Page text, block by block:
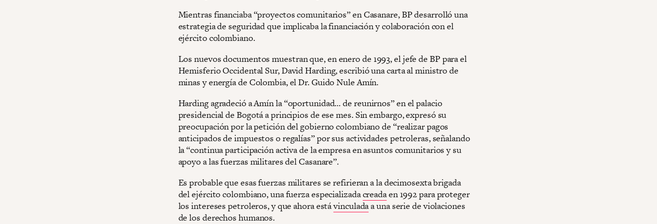
Mientras financiaba “proyectos comunitarios” en Casanare, BP desarrolló una
estrategia de seguridad que implicaba la financiación y colaboración con el
ejército colombiano.
Los nuevos documentos muestran que, en enero de 1993, el jefe de BP para el
Hemisferio Occidental Sur, David Harding, escribió una carta al ministro de
minas y energía de Colombia, el Dr. Guido Nule Amín.
Harding agradeció a Amín la “oportunidad… de reunirnos” en el palacio
presidencial de Bogotá a principios de ese mes. Sin embargo, expresó su
preocupación por la petición del gobierno colombiano de “realizar pagos
anticipados de impuestos o regalías” por sus actividades petroleras, señalando
la “continua participación activa de la empresa en asuntos comunitarios y su
apoyo a las fuerzas militares del Casanare”.
Es probable que esas fuerzas militares se refirieran a la decimosexta brigada
del ejército colombiano, una fuerza especializadacreadaen 1992 para proteger
los intereses petroleros, y que ahora estávinculadaa una serie de violaciones
de los derechos humanos.